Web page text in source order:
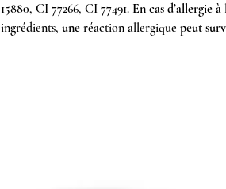
15880, CI 77266, CI 77491. En cas d’allergie à
ingrédients, une réaction allergique peut